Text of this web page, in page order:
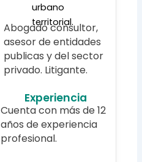
urbano
territorial.
Abogado consultor,
asesor de entidades
publicas y del sector
privado. Litigante.
Experiencia
Cuenta con más de 12
años de experiencia
profesional.